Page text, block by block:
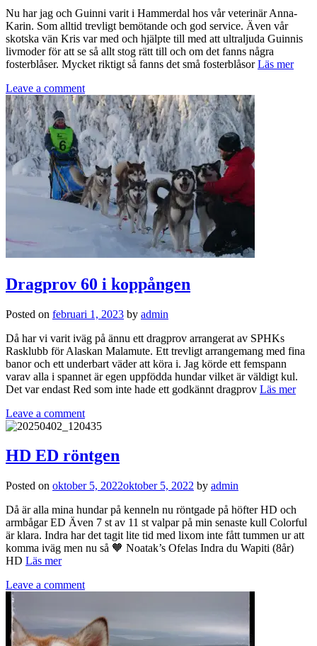
Nu har jag och Guinni varit i Hammerdal hos vår veterinär Anna-
Karin. Som alltid trevligt bemötande och god service. Även vår
skotska vän Kris var med och hjälpte till med att ultraljuda Guinnis
livmoder för att se så allt stog rätt till och om det fanns några
fosterblåser. Mycket riktigt så fanns det små fosterblåsorLäs mer
Leave a comment
Dragprov 60 i koppången
Posted on februari 1, 2023 by admin
Då har vi varit iväg på ännu ett dragprov arrangerat av SPHKs
Rasklubb för Alaskan Malamute. Ett trevligt arrangemang med fina
banor och ett underbart väder att köra i. Jag körde ett femspann
varav alla i spannet är egen uppfödda hundar vilket är väldigt kul.
Det var endast Red som inte hade ett godkännt dragprov Läs mer
Leave a comment
HD ED röntgen
Posted on oktober 5, 2022oktober 5, 2022 by admin
Då är alla mina hundar på kenneln nu röntgade på höfter HD och
armbågar ED Även 7 st av 11 st valpar på min senaste kull Colorful
är klara. Indra har det tagit lite tid med lixom inte fått tummen ur att
komma iväg men nu så 🧡 Noatak’s Ofelas Indra du Wapiti (8år)
HD Läs mer
Leave a comment